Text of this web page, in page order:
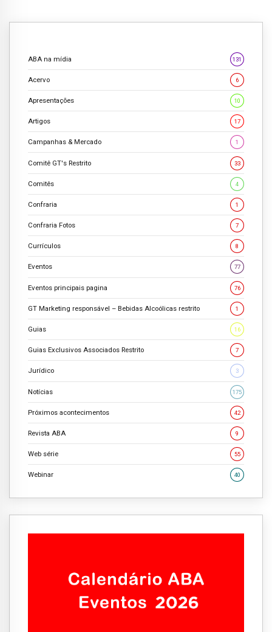
ABA na mídia 131
Acervo 6
Apresentações 10
Artigos 17
Campanhas & Mercado 1
Comitê GT's Restrito 33
Comitês 4
Confraria 1
Confraria Fotos 7
Currículos 8
Eventos 77
Eventos principais pagina 76
GT Marketing responsável – Bebidas Alcoólicas restrito 1
Guias 16
Guias Exclusivos Associados Restrito 7
Jurídico 3
Notícias 175
Próximos acontecimentos 42
Revista ABA 9
Web série 55
Webinar 40